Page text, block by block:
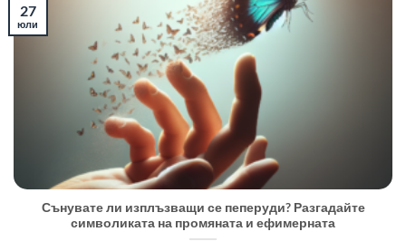
Сънувате ли изплъзващи се пеперуди? Разгадайте
символиката на промяната и ефимерната
27
юли